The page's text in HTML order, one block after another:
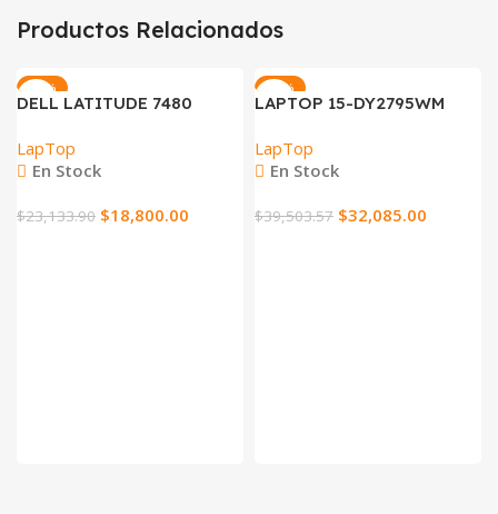
Productos Relacionados
-19%
DELL LATITUDE 7480
LapTop
En Stock
$23,133.90 $18,800.00
-19%
LAPTOP 15-DY2795WM
LapTop
En Stock
$39,503.57 $32,085.00